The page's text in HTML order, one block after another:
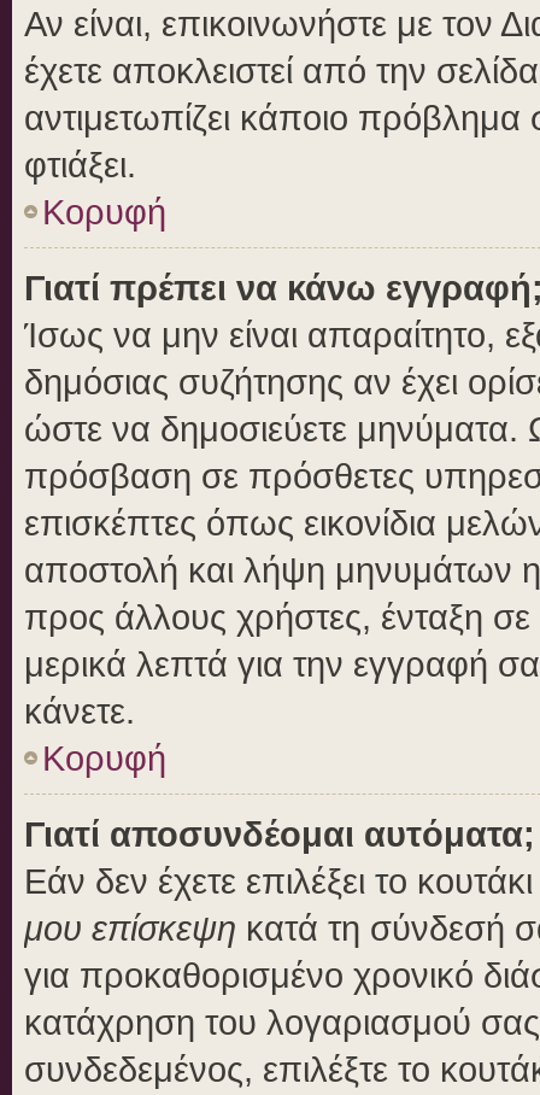
Αν είναι, επικοινωνήστε με τον
έχετε αποκλειστεί από την
αντιμετωπίζει κάποιο πρόβλημα
φτιάξει.
Κορυφή
Γιατί πρέπει να κάνω
Ίσως να μην είναι απαραίτητο,
δημόσιας συζήτησης αν έχει
ώστε να δημοσιεύετε μηνύματα.
πρόσβαση σε πρόσθετες
επισκέπτες όπως εικονίδια
αποστολή και λήψη μηνυμάτων
προς άλλους χρήστες, ένταξη
μερικά λεπτά για την εγγραφή
κάνετε.
Κορυφή
Γιατί αποσυνδέομαι αυτόματα;
Εάν δεν έχετε επιλέξει το
μου επίσκεψη κατά τη σύνδεσή
για προκαθορισμένο χρονικό
κατάχρηση του λογαριασμού
συνδεδεμένος, επιλέξτε το